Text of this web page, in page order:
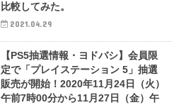
比較してみた。
2021.04.29
【PS5抽選情報・ヨドバシ】会員限
定で「プレイステーション 5」抽選
販売が開始！2020年11月24日（火）
午前7時00分から11月27日（金）午